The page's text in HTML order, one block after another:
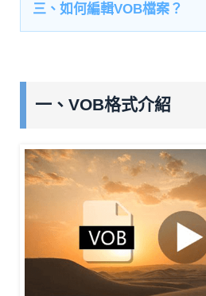
三、如何編輯VOB檔案？
一、VOB格式介紹